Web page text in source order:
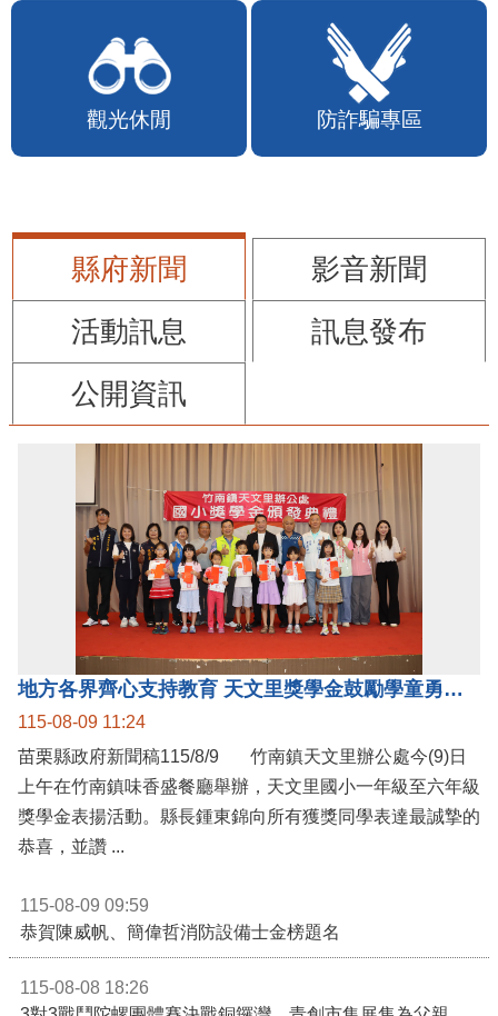
觀光休閒 防詐騙專區
縣府新聞
影音新聞
活動訊息
訊息發布
公開資訊
地方各界齊心支持教育 天文里獎學金鼓勵學童勇敢追夢
115-08-09 11:24
苗栗縣政府新聞稿115/8/9 竹南鎮天文里辦公處今(9)日
上午在竹南鎮味香盛餐廳舉辦，天文里國小一年級至六年級
獎學金表揚活動。縣長鍾東錦向所有獲獎同學表達最誠摯的
恭喜，並讚 ...
115-08-09 09:59
恭賀陳威帆、簡偉哲消防設備士金榜題名
115-08-08 18:26